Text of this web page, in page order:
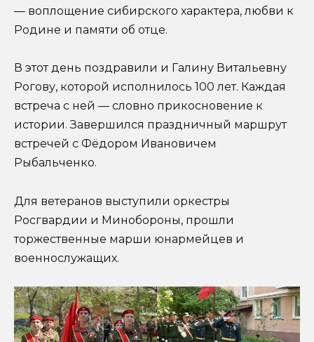
— воплощение сибирского характера, любви к
Родине и памяти об отце.
В этот день поздравили и Галину Витальевну
Рогову, которой исполнилось 100 лет. Каждая
встреча с ней — словно прикосновение к
истории. Завершился праздничный маршрут
встречей с Фёдором Ивановичем
Рыбальченко.
Для ветеранов выступили оркестры
Росгвардии и Минобороны, прошли
торжественные марши юнармейцев и
военнослужащих.